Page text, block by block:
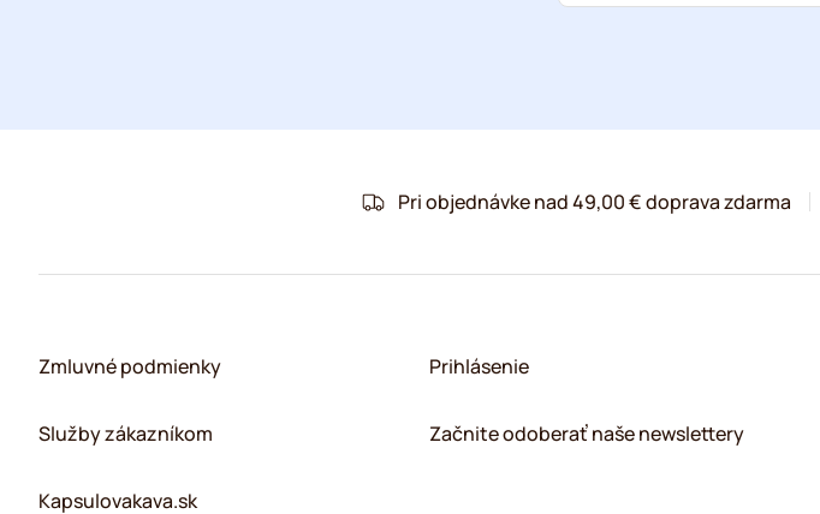
Pri objednávke nad 49,00 € doprava zdarma
Zmluvné podmienky
Služby zákazníkom
Kapsulovakava.sk
Prihlásenie
Začnite odoberať naše newslettery